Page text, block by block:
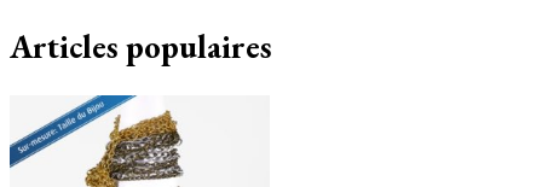
Articles populaires